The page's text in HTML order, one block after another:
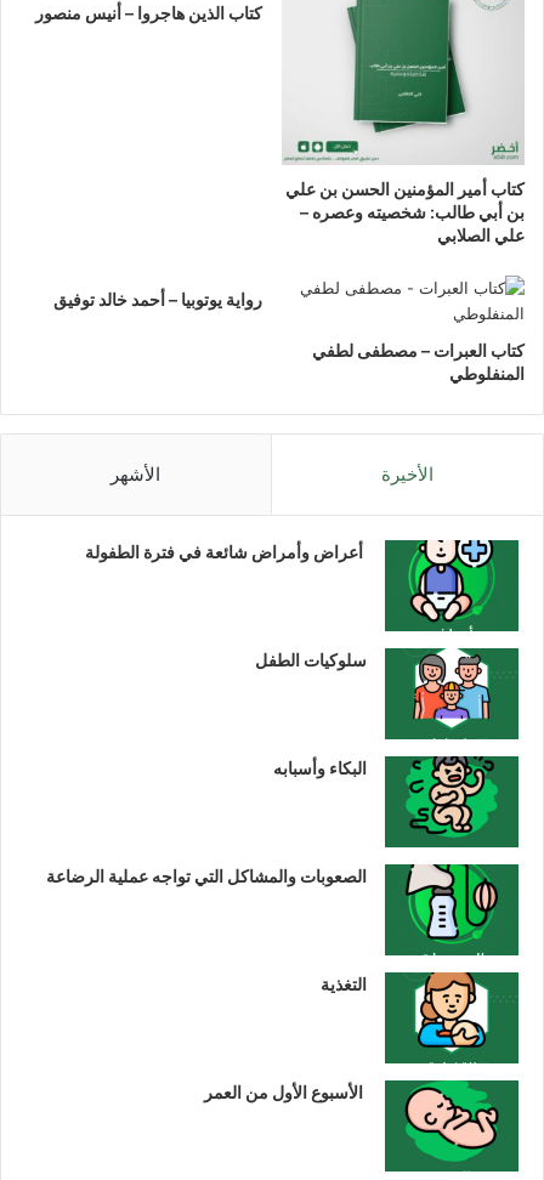
كتاب أمير المؤمنين الحسن بن علي
بن أبي طالب: شخصيته وعصره –
علي الصلابي
كتاب الذين هاجروا – أنيس منصور
كتاب العبرات – مصطفى لطفي
المنفلوطي
رواية يوتوبيا – أحمد خالد توفيق
الأخيرة الأشهر
أعراض وأمراض شائعة في فترة الطفولة
سلوكيات الطفل
البكاء وأسبابه
الصعوبات والمشاكل التي تواجه عملية الرضاعة
التغذية
الأسبوع الأول من العمر